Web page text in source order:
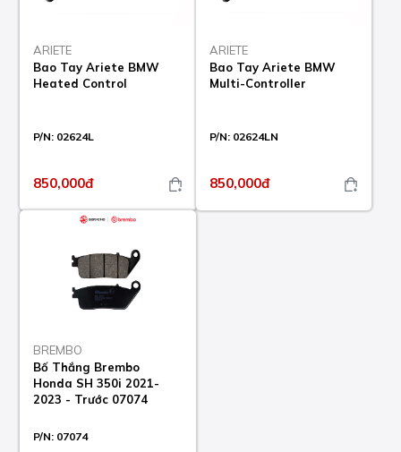
ARIETE
Bao Tay Ariete BMW
Heated Control
P/N: 02624L
850,000đ
ARIETE
Bao Tay Ariete BMW
Multi-Controller
P/N: 02624LN
850,000đ
BREMBO
Bố Thắng Brembo
Honda SH 350i 2021-
2023 - Trước 07074
P/N: 07074